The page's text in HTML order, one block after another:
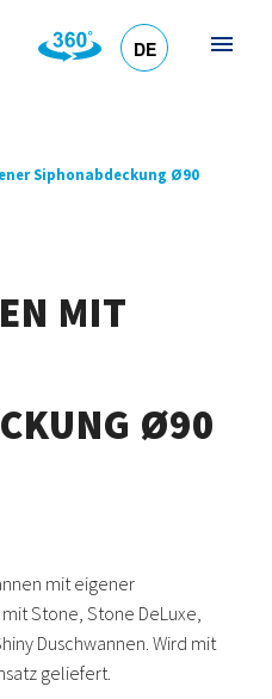
DE
Siphonabdeckung Ø90
MIT
Ø90
mit eigener
Stone, Stone DeLuxe,
Duschwannen. Wird mit
geliefert.